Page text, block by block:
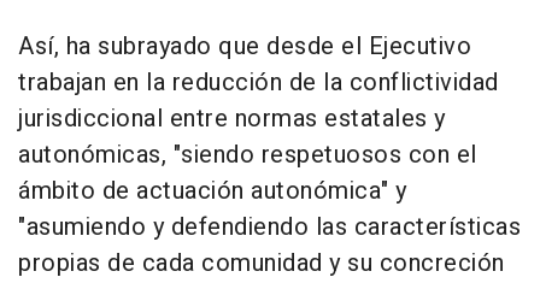
Así, ha subrayado que desde el Ejecutivo
trabajan en la reducción de la conflictividad
jurisdiccional entre normas estatales y
autonómicas, "siendo respetuosos con el
ámbito de actuación autonómica" y
"asumiendo y defendiendo las características
propias de cada comunidad y su concreción